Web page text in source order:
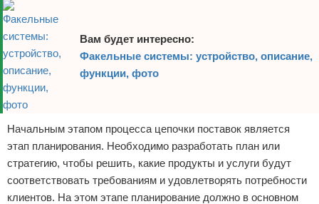
Вам будет интересно:
Факельные системы: устройство, описание,
функции, фото
Начальным этапом процесса цепочки поставок является
этап планирования. Необходимо разработать план или
стратегию, чтобы решить, какие продукты и услуги будут
соответствовать требованиям и удовлетворять потребности
клиентов. На этом этапе планирование должно в основном